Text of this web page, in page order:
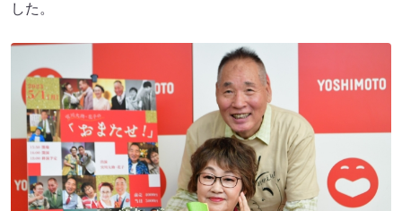
した。